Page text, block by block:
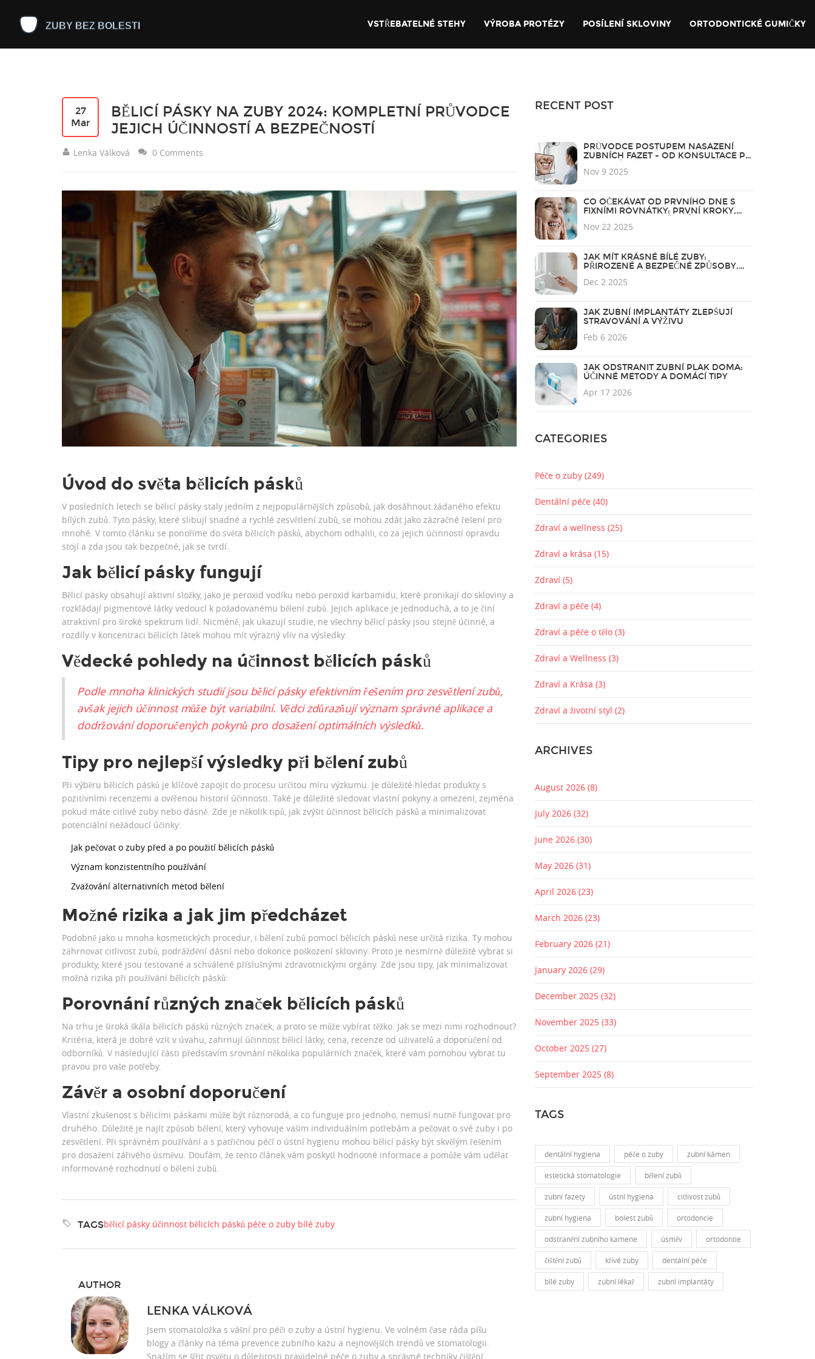
VSTŘEBATELNÉ STEHY VÝROBA PROTÉZY POSÍLENÍ SKLOVINY ORTODONTICKÉ GUMIČKY
27
Mar
BĚLICÍ PÁSKY NA ZUBY 2024: KOMPLETNÍ PRŮVODCE
JEJICH ÚČINNOSTÍ A BEZPEČNOSTÍ
Lenka Válková 0 Comments
Úvod do světa bělicích pásků
V posledních letech se bělicí pásky staly jedním z nejpopulárnějších způsobů, jak dosáhnout žádaného efektu
bílých zubů. Tyto pásky, které slibují snadné a rychlé zesvětlení zubů, se mohou zdát jako zázračné řešení pro
mnohé. V tomto článku se ponoříme do světa bělicích pásků, abychom odhalili, co za jejich účinností opravdu
stojí a zda jsou tak bezpečné, jak se tvrdí.
Jak bělicí pásky fungují
Bělicí pásky obsahují aktivní složky, jako je peroxid vodíku nebo peroxid karbamidu, které pronikají do skloviny a
rozkládají pigmentové látky vedoucí k požadovanému bělení zubů. Jejich aplikace je jednoduchá, a to je činí
atraktivní pro široké spektrum lidí. Nicméně, jak ukazují studie, ne všechny bělicí pásky jsou stejně účinné, a
rozdíly v koncentraci bělicích látek mohou mít výrazný vliv na výsledky.
Vědecké pohledy na účinnost bělicích pásků
Podle mnoha klinických studií jsou bělicí pásky efektivním řešením pro zesvětlení zubů,
avšak jejich účinnost může být variabilní. Vědci zdůrazňují význam správné aplikace a
dodržování doporučených pokynů pro dosažení optimálních výsledků.
Tipy pro nejlepší výsledky při bělení zubů
Při výběru bělicích pásků je klíčové zapojit do procesu určitou míru výzkumu. Je důležité hledat produkty s
pozitivními recenzemi a ověřenou historií účinnosti. Také je důležité sledovat vlastní pokyny a omezení, zejména
pokud máte citlivé zuby nebo dásně. Zde je několik tipů, jak zvýšit účinnost bělicích pásků a minimalizovat
potenciální nežádoucí účinky:
Jak pečovat o zuby před a po použití bělicích pásků
Význam konzistentního používání
Zvažování alternativních metod bělení
Možné rizika a jak jim předcházet
Podobně jako u mnoha kosmetických procedur, i bělení zubů pomocí bělicích pásků nese určitá rizika. Ty mohou
zahrnovat citlivost zubů, podráždění dásní nebo dokonce poškození skloviny. Proto je nesmírně důležité vybrat si
produkty, které jsou testované a schválené příslušnými zdravotnickými orgány. Zde jsou tipy, jak minimalizovat
možná rizika při používání bělicích pásků:
Porovnání různých značek bělicích pásků
Na trhu je široká škála bělicích pásků různých značek, a proto se může vybírat těžko. Jak se mezi nimi rozhodnout?
Kritéria, která je dobré vzít v úvahu, zahrnují účinnost bělicí látky, cena, recenze od uživatelů a doporučení od
odborníků. V následující části představím srovnání několika populárních značek, které vám pomohou vybrat tu
pravou pro vaše potřeby.
Závěr a osobní doporučení
Vlastní zkušenost s bělicími páskami může být různorodá, a co funguje pro jednoho, nemusí nutně fungovat pro
druhého. Důležité je najít způsob bělení, který vyhovuje vašim individuálním potřebám a pečovat o své zuby i po
zesvětlení. Při správném používání a s patřičnou péčí o ústní hygienu mohou bělicí pásky být skvělým řešením
pro dosažení zářivého úsměvu. Doufám, že tento článek vám poskytl hodnotné informace a pomůže vám udělat
informované rozhodnutí o bělení zubů.
TAGSbělicí pásky účinnost bělicích pásků péče o zuby bílé zuby
AUTHOR
LENKA VÁLKOVÁ
Jsem stomatoložka s vášní pro péči o zuby a ústní hygienu. Ve volném čase ráda píšu
blogy a články na téma prevence zubního kazu a nejnovějších trendů ve stomatologii.
Snažím se šířit osvětu o důležitosti pravidelné péče o zuby a správné techniky čištění.
RECENT POST
PRŮVODCE POSTUPEM NASAZENÍ
ZUBNÍCH FAZET - OD KONSULTACE PO
Nov 9 2025
CO OČEKÁVAT OD PRVNÍHO DNE S
FIXNÍMI ROVNÁTKY: PRVNÍ KROKY,
Nov 22 2025
JAK MÍT KRÁSNÉ BÍLÉ ZUBY:
PŘIROZENÉ A BEZPEČNÉ ZPŮSOBY,
Dec 2 2025
JAK ZUBNÍ IMPLANTÁTY ZLEPŠUJÍ
STRAVOVÁNÍ A VÝŽIVU
Feb 6 2026
JAK ODSTRANIT ZUBNÍ PLAK DOMA:
ÚČINNÉ METODY A DOMÁCÍ TIPY
Apr 17 2026
CATEGORIES
Péče o zuby (249)
Dentální péče (40)
Zdraví a wellness (25)
Zdraví a krása (15)
Zdraví (5)
Zdraví a péče (4)
Zdraví a péče o tělo (3)
Zdraví a Wellness (3)
Zdraví a Krása (3)
Zdraví a životní styl (2)
ARCHIVES
August 2026 (8)
July 2026 (32)
June 2026 (30)
May 2026 (31)
April 2026 (23)
March 2026 (23)
February 2026 (21)
January 2026 (29)
December 2025 (32)
November 2025 (33)
October 2025 (27)
September 2025 (8)
TAGS
dentální hygiena péče o zuby zubní kámen
estetická stomatologie bělení zubů
zubní fazety ústní hygiena citlivost zubů
zubní hygiena bolest zubů ortodoncie
odstranění zubního kamene úsměv ortodontie
čištění zubů křivé zuby dentální péče
bílé zuby zubní lékař zubní implantáty